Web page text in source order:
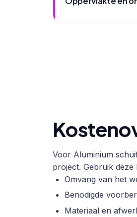
Voor Aluminium
project. Gebruik
Omvang van het
Benodigde
Materiaal en